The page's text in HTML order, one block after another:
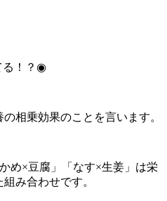
る！？◉
相乗効果のことを言います。
め×豆腐」「なす×生姜」は栄
み合わせです。